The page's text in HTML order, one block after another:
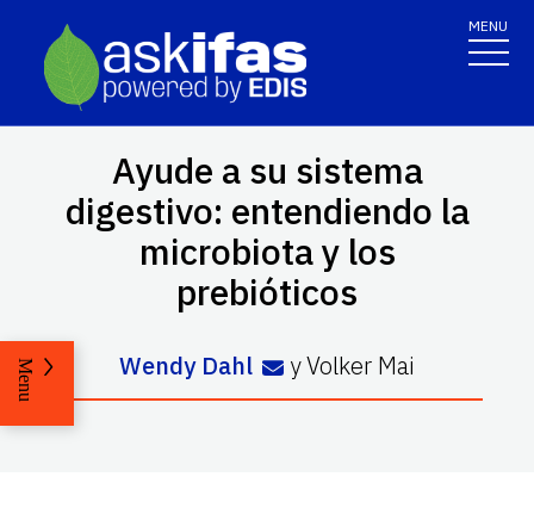
MENU
Ayude a su sistema
digestivo: entendiendo la
microbiota y los
prebióticos
Wendy Dahl yVolker Mai
Menu